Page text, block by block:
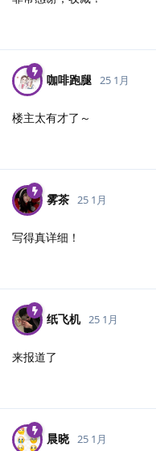
咖啡跑腿 25 1月
楼主太有才了～
雾茶 25 1月
写得真详细！
纸飞机 25 1月
来报道了
晨晓 25 1月